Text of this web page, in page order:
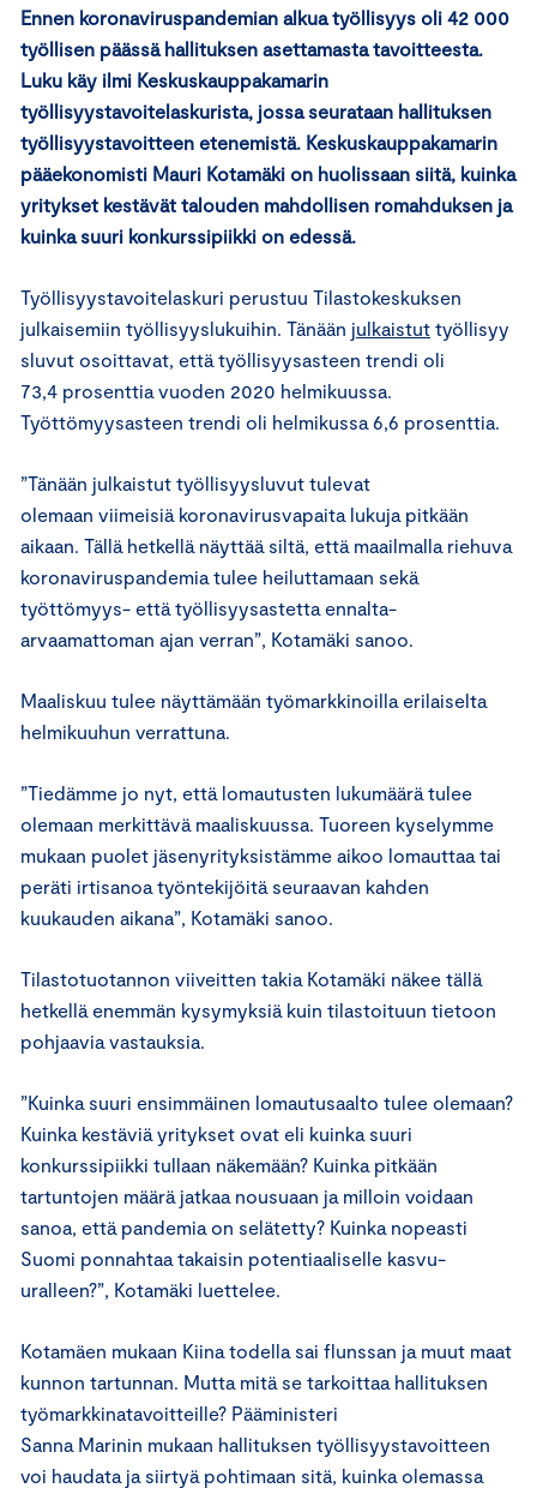
Ennen koronaviruspandemian alkua työllisyys oli 42 000
työllisen päässä hallituksen asettamasta tavoitteesta.
Luku käy ilmi Keskuskauppakamarin
työllisyystavoitelaskurista, jossa seurataan hallituksen
työllisyystavoitteen etenemistä. Keskuskauppakamarin
pääekonomisti Mauri Kotamäki on huolissaan siitä, kuinka
yritykset kestävät talouden mahdollisen romahduksen ja
kuinka suuri konkurssipiikki on edessä.
Työllisyystavoitelaskuri perustuu Tilastokeskuksen
julkaisemiin työllisyyslukuihin. Tänään julkaistut työllisyy
sluvut osoittavat, että työllisyysasteen trendi oli
73,4 prosenttia vuoden 2020 helmikuussa.
Työttömyysasteen trendi oli helmikussa 6,6 prosenttia.
”Tänään julkaistut työllisyysluvut tulevat
olemaan viimeisiä koronavirusvapaita lukuja pitkään
aikaan. Tällä hetkellä näyttää siltä, että maailmalla riehuva
koronaviruspandemia tulee heiluttamaan sekä
työttömyys- että työllisyysastetta ennalta-
arvaamattoman ajan verran”, Kotamäki sanoo.
Maaliskuu tulee näyttämään työmarkkinoilla erilaiselta
helmikuuhun verrattuna.
”Tiedämme jo nyt, että lomautusten lukumäärä tulee
olemaan merkittävä maaliskuussa. Tuoreen kyselymme
mukaan puolet jäsenyrityksistämme aikoo lomauttaa tai
peräti irtisanoa työntekijöitä seuraavan kahden
kuukauden aikana”, Kotamäki sanoo.
Tilastotuotannon viiveitten takia Kotamäki näkee tällä
hetkellä enemmän kysymyksiä kuin tilastoituun tietoon
pohjaavia vastauksia.
”Kuinka suuri ensimmäinen lomautusaalto tulee olemaan?
Kuinka kestäviä yritykset ovat eli kuinka suuri
konkurssipiikki tullaan näkemään? Kuinka pitkään
tartuntojen määrä jatkaa nousuaan ja milloin voidaan
sanoa, että pandemia on selätetty? Kuinka nopeasti
Suomi ponnahtaa takaisin potentiaaliselle kasvu-
uralleen?”, Kotamäki luettelee.
Kotamäen mukaan Kiina todella sai flunssan ja muut maat
kunnon tartunnan. Mutta mitä se tarkoittaa hallituksen
työmarkkinatavoitteille? Pääministeri
Sanna Marinin mukaan hallituksen työllisyystavoitteen
voi haudata ja siirtyä pohtimaan sitä, kuinka olemassa